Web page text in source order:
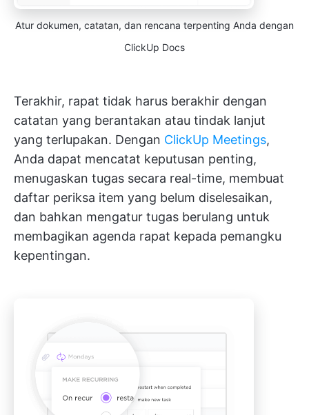
Atur dokumen, catatan, dan rencana terpenting Anda dengan
ClickUp Docs
Terakhir, rapat tidak harus berakhir dengan
catatan yang berantakan atau tindak lanjut
yang terlupakan. Dengan ClickUp Meetings,
Anda dapat mencatat keputusan penting,
menugaskan tugas secara real-time, membuat
daftar periksa item yang belum diselesaikan,
dan bahkan mengatur tugas berulang untuk
membagikan agenda rapat kepada pemangku
kepentingan.